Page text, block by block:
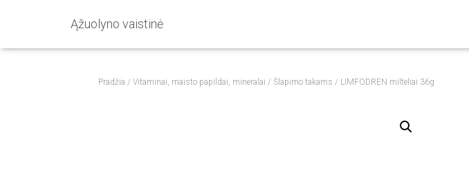
Ąžuolyno vaistinė
Pradžia / Vitaminai, maisto papildai, mineralai / Šlapimo takams / LIMFODREN milteliai 36g